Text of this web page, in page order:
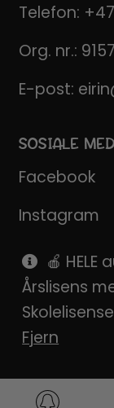
Telefon:
Org. nr.:
E-post:
SOSIALE
Facebook
Instagram
Pinterest
SnapChat
🍎
Årslisens
Fjern